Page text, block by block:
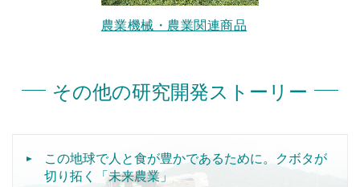
農業機械・農業関連商品
その他の研究開発ストーリー
この地球で人と食が豊かであるために。クボタが
切り拓く「未来農業」